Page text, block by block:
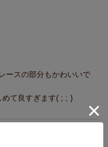
ースの部分もかわいいで
て良すぎます( ; ; )